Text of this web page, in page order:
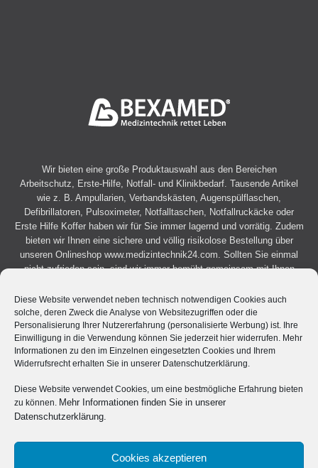
Diese Website verwendet neben technisch notwendigen Cookies auch
solche, deren Zweck die Analyse von Websitezugriffen oder die
Personalisierung Ihrer Nutzererfahrung (personalisierte Werbung) ist. Ihre
Einwilligung in die Verwendung können Sie jederzeit hier widerrufen. Mehr
Informationen zu den im Einzelnen eingesetzten Cookies und Ihrem
Widerrufsrecht erhalten Sie in unserer Datenschutzerklärung.
Diese Website verwendet Cookies, um eine bestmögliche Erfahrung bieten
zu können. Mehr Informationen finden Sie in unserer
Datenschutzerklärung.
Cookies akzeptieren
Wir bieten eine große Produktauswahl aus den Bereichen
Arbeitschutz, Erste-Hilfe, Notfall- und Klinikbedarf. Tausende Artikel
wie z. B. Ampullarien, Verbandskästen, Augenspülflaschen,
Defibrillatoren, Pulsoximeter, Notfalltaschen, Notfallruckäcke oder
Erste Hilfe Koffer haben wir für Sie immer lagernd und vorrätig. Zudem
bieten wir Ihnen eine sichere und völlig risikolose Bestellung über
unseren Onlineshop www.medizintechnik24.com . Sollten Sie einmal
nicht zufrieden sein, sind wir immer bemüht gemeinsam mit Ihnen
Anbietern mit einem großen medizinischen Onlineangeboten auch eine
deutschlandweite Betreuung durch eigene hochqualifizierte Mitarbeiter
vor Ort an.
AGB Datenschutzerklärung Impressum